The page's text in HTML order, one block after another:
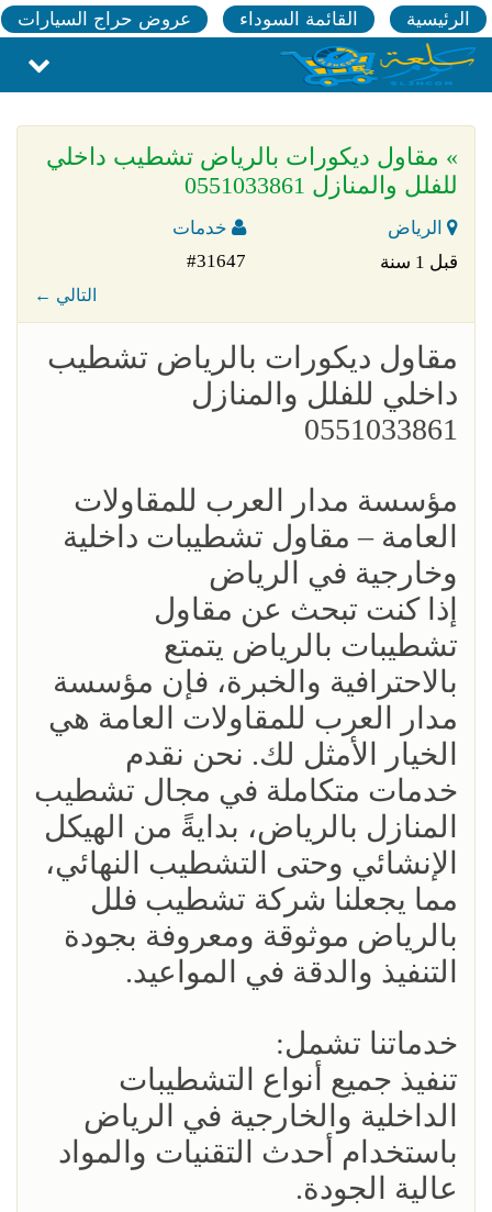
الرئيسية القائمة السوداء عروض حراج السيارات
» مقاول ديكورات بالرياض تشطيب داخلي
للفلل والمنازل 0551033861
الرياض
خدمات
قبل 1 سنة
#31647
← التالي
مقاول ديكورات بالرياض تشطيب
داخلي للفلل والمنازل
0551033861
مؤسسة مدار العرب للمقاولات
العامة – مقاول تشطيبات داخلية
وخارجية في الرياض
إذا كنت تبحث عن مقاول
تشطيبات بالرياض يتمتع
بالاحترافية والخبرة، فإن مؤسسة
مدار العرب للمقاولات العامة هي
الخيار الأمثل لك. نحن نقدم
خدمات متكاملة في مجال تشطيب
المنازل بالرياض، بدايةً من الهيكل
الإنشائي وحتى التشطيب النهائي،
مما يجعلنا شركة تشطيب فلل
بالرياض موثوقة ومعروفة بجودة
التنفيذ والدقة في المواعيد.
خدماتنا تشمل:
تنفيذ جميع أنواع التشطيبات
الداخلية والخارجية في الرياض
باستخدام أحدث التقنيات والمواد
عالية الجودة.